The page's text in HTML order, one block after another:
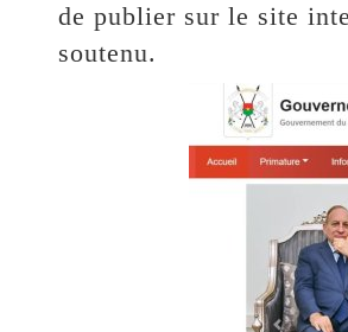
de publier sur le site
soutenu.